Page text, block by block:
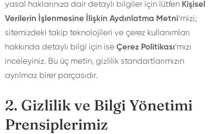
yasal haklarınıza dair detaylı bilgiler için lütfen Kişisel
Verilerin İşlenmesine İlişkin Aydınlatma Metni‘mizi;
sitemizdeki takip teknolojileri ve çerez kullanımları
hakkında detaylı bilgi için ise Çerez Politikası‘mızı
inceleyiniz. Bu üç metin, gizlilik standartlarımızın
ayrılmaz birer parçasıdır.
2. Gizlilik ve Bilgi Yönetimi
Prensiplerimiz